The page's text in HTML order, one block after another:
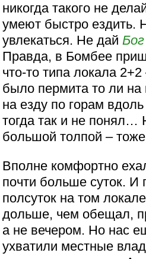
никогда такого не
умеют быстро ездить.
увлекаться. Не дайБог
Правда, в Бомбее
что-то типа локала
было пермита то ли на
на езду по горам
тогда так и не понял…
большой толпой –
Вполне комфортно
почти больше суток. И
полсуток на том
дольше, чем обещал,
а не вечером. Но нас
ухватили местные